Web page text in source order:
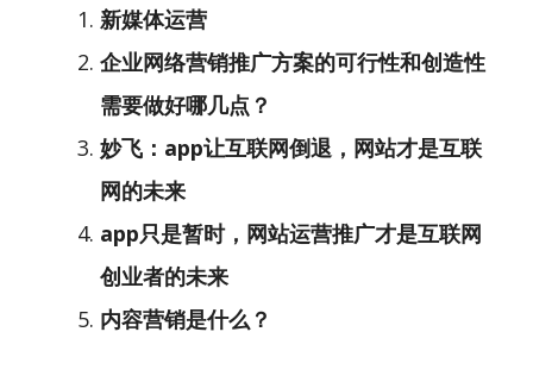
新媒体运营
企业网络营销推广方案的可行性和创造性
需要做好哪几点？
妙飞：app让互联网倒退，网站才是互联
网的未来
app只是暂时，网站运营推广才是互联网
创业者的未来
内容营销是什么？